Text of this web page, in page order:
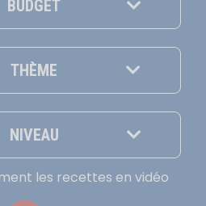
BUDGET
THÈME
NIVEAU
les recettes en vidéo